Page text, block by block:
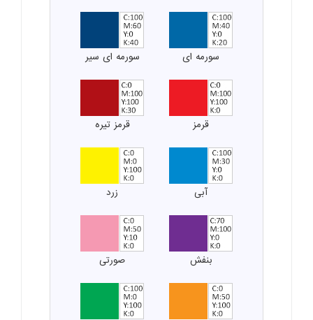
سورمه ای سورمه ای سیر
قرمز قرمز تیره
آبی زرد
بنفش صورتی